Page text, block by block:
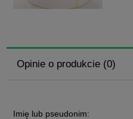
Opinie o produkcie (0)
Imię lub pseudonim: